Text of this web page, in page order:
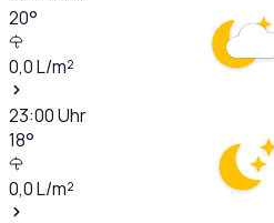
20°
0,0L/m²
23:00Uhr
18°
0,0L/m²